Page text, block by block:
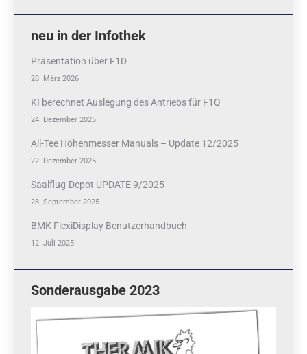
neu in der Infothek
Präsentation über F1D
28. März 2026
KI berechnet Auslegung des Antriebs für F1Q
24. Dezember 2025
All-Tee Höhenmesser Manuals – Update 12/2025
22. Dezember 2025
Saalflug-Depot UPDATE 9/2025
28. September 2025
BMK FlexiDisplay Benutzerhandbuch
12. Juli 2025
Sonderausgabe 2023